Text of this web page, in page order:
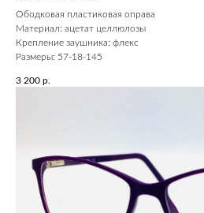
Ободковая пластиковая оправа
Материал: ацетат целлюлозы
Крепление заушника: флекс
Размеры: 57-18-145
3 200 р.